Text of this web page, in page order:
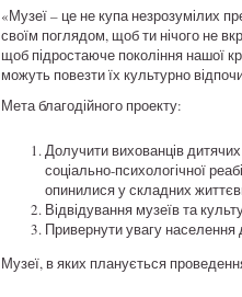
«Музеї – це не купа незрозумілих
своїм поглядом, щоб ти нічого не
щоб підростаюче покоління нашої
можуть повезти їх культурно
Мета благодійного проекту:
Долучити вихованців
соціально-психологічної
опинилися у складних
Відвідування музеїв та
Привернути увагу населення
Музеї, в яких планується